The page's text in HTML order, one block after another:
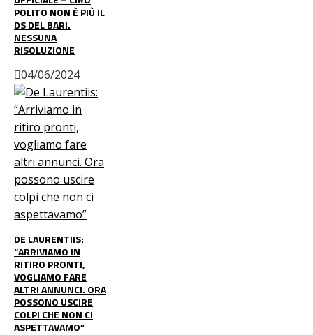
POLITO NON È PIÙ IL
DS DEL BARI.
NESSUNA
RISOLUZIONE
04/06/2024
DE LAURENTIIS:
“ARRIVIAMO IN
RITIRO PRONTI,
VOGLIAMO FARE
ALTRI ANNUNCI. ORA
POSSONO USCIRE
COLPI CHE NON CI
ASPETTAVAMO”